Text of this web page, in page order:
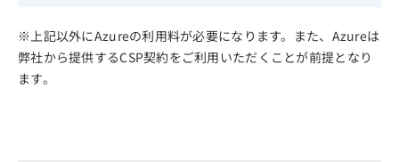
上記以外にAzureの利用料が必要になります。また、Azureは
弊社から提供するCSP契約をご利用いただくことが前提となり
ます。